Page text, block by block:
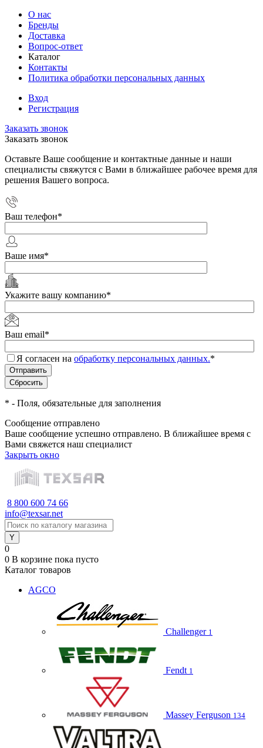
О нас
Бренды
Доставка
Вопрос-ответ
Каталог
Контакты
Политика обработки персональных данных
Вход
Регистрация
Заказать звонок
Заказать звонок
Оставьте Ваше сообщение и контактные данные и наши
специалисты свяжутся с Вами в ближайшее рабочее время для
решения Вашего вопроса.
Ваш телефон*
Ваше имя*
Укажите вашу компанию*
Ваш email*
Я согласен на обработку персональных данных.*
* - Поля, обязательные для заполнения
Сообщение отправлено
Ваше сообщение успешно отправлено. В ближайшее время с
Вами свяжется наш специалист
Закрыть окно
8 800 600 74 66
info@texsar.net
0
0 В корзине пока пусто
Каталог товаров
AGCO
Challenger 1
Fendt 1
Massey Ferguson 134